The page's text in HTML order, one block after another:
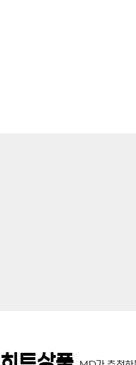
히트상품